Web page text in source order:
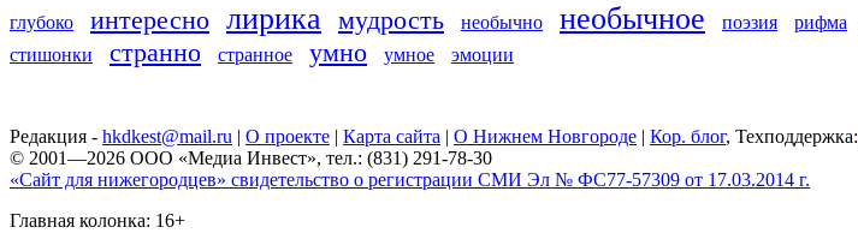
глубоко интересно лирика мудрость необычно необычное поэзия рифма
стишонки
странно странное умно умное эмоции
Редакция - hkdkest@mail.ru | О проекте | Карта сайта | О Нижнем Новгороде | Кор. блог, Техподдержка:
© 2001—2026 ООО «Медиа Инвест», тел.: (831) 291-78-30
«Сайт для нижегородцев» свидетельство о регистрации СМИ Эл № ФС77-57309 от 17.03.2014 г.
Главная колонка: 16+